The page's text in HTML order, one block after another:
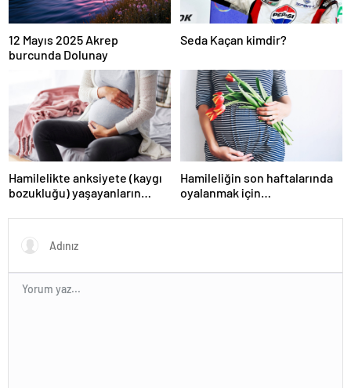
12 Mayıs 2025 Akrep
burcunda Dolunay
Seda Kaçan kimdir?
Hamilelikte anksiyete (kaygı
bozukluğu) yaşayanların
Hamileliğin son haftalarında
oyalanmak için…